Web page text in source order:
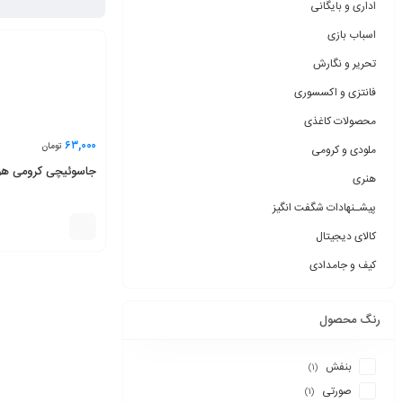
اداری و بایگانی
اسباب بازی
تحریر و نگارش
فانتزی و اکسسوری
محصولات کاغذی
ملودی و کرومی
هنری
پیشـنهادات شگفت انگیز
کالای دیجیتال
کیف و جامدادی
رنگ محصول
بنفش (1)
صورتی (1)
۶۳,۰۰۰ تومان
جاسوئیچی کرومی